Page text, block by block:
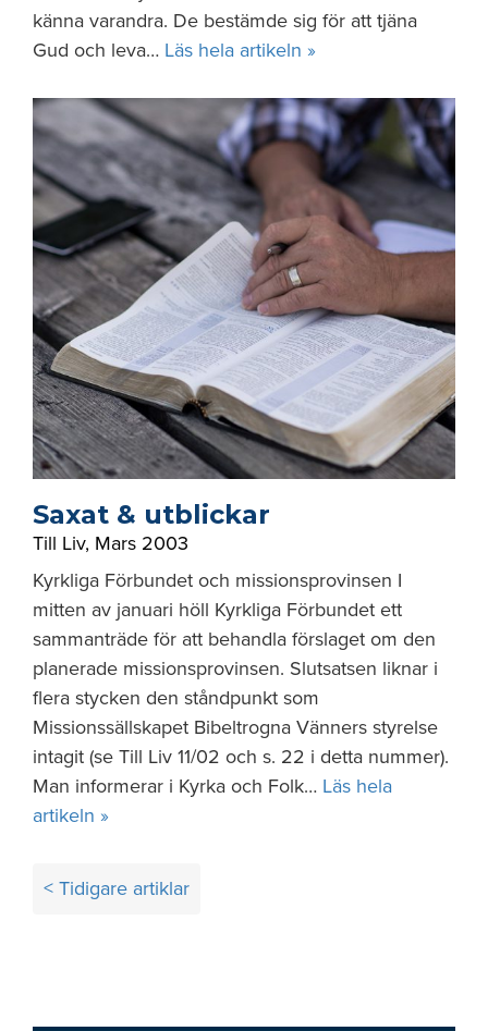
känna varandra. De bestämde sig för att tjäna
Gud och leva… Läs hela artikeln »
Saxat & utblickar
Till Liv, Mars 2003
Kyrkliga Förbundet och missionsprovinsen I
mitten av januari höll Kyrkliga Förbundet ett
sammanträde för att behandla förslaget om den
planerade missionsprovinsen. Slutsatsen liknar i
flera stycken den ståndpunkt som
Missionssällskapet Bibeltrogna Vänners styrelse
intagit (se Till Liv 11/02 och s. 22 i detta nummer).
Man informerar i Kyrka och Folk… Läs hela
artikeln »
Inläggsnavigering
< Tidigare artiklar